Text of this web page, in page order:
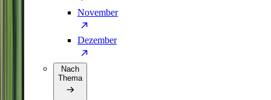
November
Dezember
Nach
Thema